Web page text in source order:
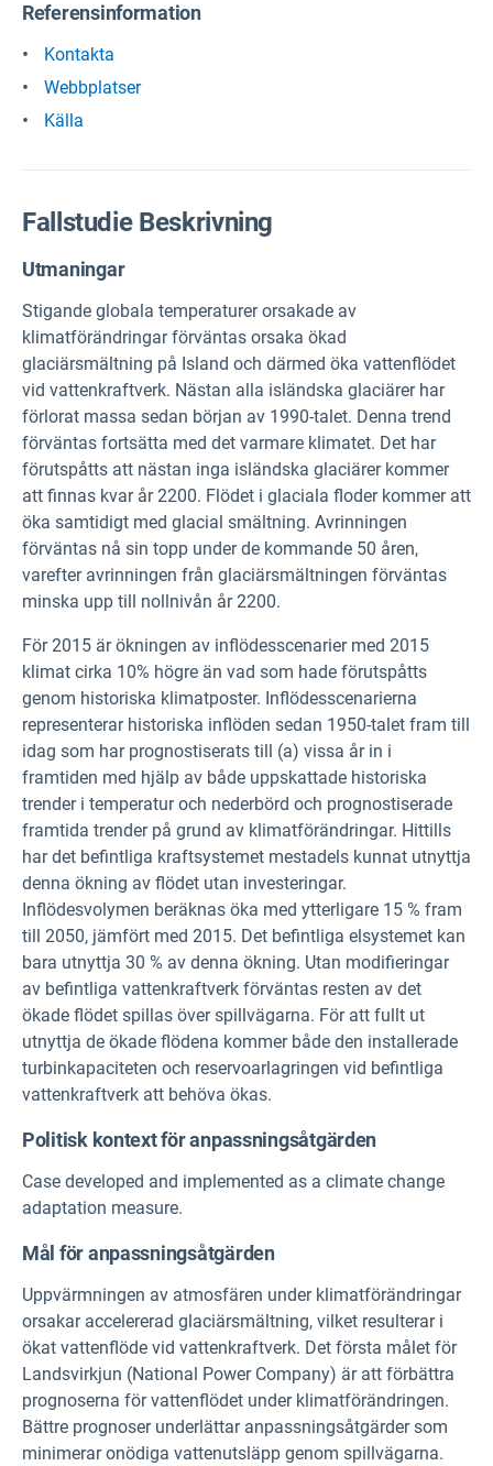
Referensinformation
Kontakta
Webbplatser
Källa
Fallstudie Beskrivning
Utmaningar
Stigande globala temperaturer orsakade av
klimatförändringar förväntas orsaka ökad
glaciärsmältning på Island och därmed öka vattenflödet
vid vattenkraftverk. Nästan alla isländska glaciärer har
förlorat massa sedan början av 1990-talet. Denna trend
förväntas fortsätta med det varmare klimatet. Det har
förutspåtts att nästan inga isländska glaciärer kommer
att finnas kvar år 2200. Flödet i glaciala floder kommer att
öka samtidigt med glacial smältning. Avrinningen
förväntas nå sin topp under de kommande 50 åren,
varefter avrinningen från glaciärsmältningen förväntas
minska upp till nollnivån år 2200.
För 2015 är ökningen av inflödesscenarier med 2015
klimat cirka 10% högre än vad som hade förutspåtts
genom historiska klimatposter. Inflödesscenarierna
representerar historiska inflöden sedan 1950-talet fram till
idag som har prognostiserats till (a) vissa år in i
framtiden med hjälp av både uppskattade historiska
trender i temperatur och nederbörd och prognostiserade
framtida trender på grund av klimatförändringar. Hittills
har det befintliga kraftsystemet mestadels kunnat utnyttja
denna ökning av flödet utan investeringar.
Inflödesvolymen beräknas öka med ytterligare 15 % fram
till 2050, jämfört med 2015. Det befintliga elsystemet kan
bara utnyttja 30 % av denna ökning. Utan modifieringar
av befintliga vattenkraftverk förväntas resten av det
ökade flödet spillas över spillvägarna. För att fullt ut
utnyttja de ökade flödena kommer både den installerade
turbinkapaciteten och reservoarlagringen vid befintliga
vattenkraftverk att behöva ökas.
Politisk kontext för anpassningsåtgärden
Case developed and implemented as a climate change
adaptation measure.
Mål för anpassningsåtgärden
Uppvärmningen av atmosfären under klimatförändringar
orsakar accelererad glaciärsmältning, vilket resulterar i
ökat vattenflöde vid vattenkraftverk. Det första målet för
Landsvirkjun (National Power Company) är att förbättra
prognoserna för vattenflödet under klimatförändringen.
Bättre prognoser underlättar anpassningsåtgärder som
minimerar onödiga vattenutsläpp genom spillvägarna.